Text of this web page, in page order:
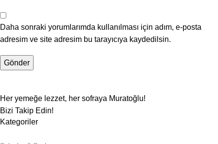
Daha sonraki yorumlarımda kullanılması için adım, e-posta
adresim ve site adresim bu tarayıcıya kaydedilsin.
Her yemeğe lezzet, her sofraya Muratoğlu!
Bizi Takip Edin!
Kategoriler